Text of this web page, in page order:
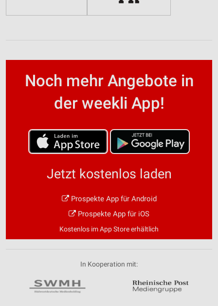
Noch mehr Angebote in
der weekli App!
Jetzt kostenlos laden
Prospekte App für Android
Prospekte App für iOS
Kostenlos im App Store erhältlich
In Kooperation mit: